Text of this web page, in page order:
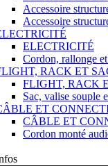
Accessoire
Accessoire
ELECTRICITÉ
Cordon, rallonge
RACK ET
FLIGHT, RACK
Sac, valise souple
ET
CÂBLE ET
Cordon monté